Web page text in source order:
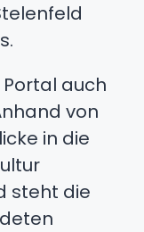
Portal auch
von
in die
steht die